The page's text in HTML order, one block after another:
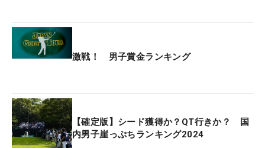
田大二郎が、ドライバーのシャフトを新調してい
た。
見られ、黒に赤い花びらが描かれている。さらに
『RB』という刻印も。前作の青マナ『BB』の後継モ
デルで、“赤マナ”と考えられる。同メーカーの担当
者に聞くと「まだ発売日が決まっていなく、詳細は
激戦！ 男子賞金ランキング
【確定版】シード獲得か？QT行きか？ 国
内男子崖っぷちランキング2024